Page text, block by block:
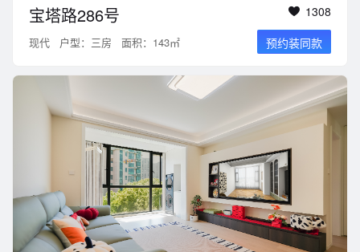
宝塔路286号 1308
现代 户型：三房 面积：143㎡ 预约装同款